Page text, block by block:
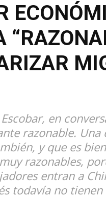
en
razonable.
y que es
razonables,
entran a
todavía no